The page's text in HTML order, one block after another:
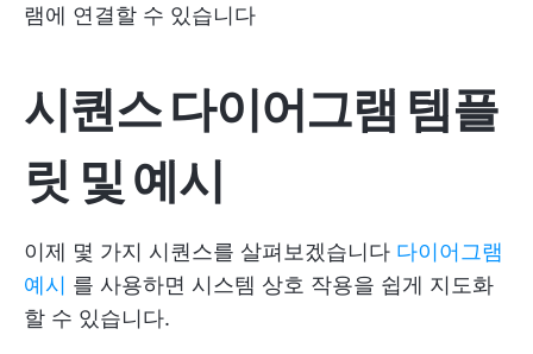
램에 연결할 수 있습니다
시퀀스 다이어그램 템플
릿 및 예시
이제 몇 가지 시퀀스를 살펴보겠습니다 다이어그램
예시 를 사용하면 시스템 상호 작용을 쉽게 지도화
할 수 있습니다.